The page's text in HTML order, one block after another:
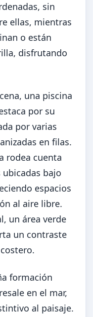
sin
ellas, mientras
o están
disfrutando
una piscina
por su
por varias
en filas.
rodea cuenta
bajo
espacios
al aire libre.
un área verde
un contraste
formación
en el mar,
al paisaje.